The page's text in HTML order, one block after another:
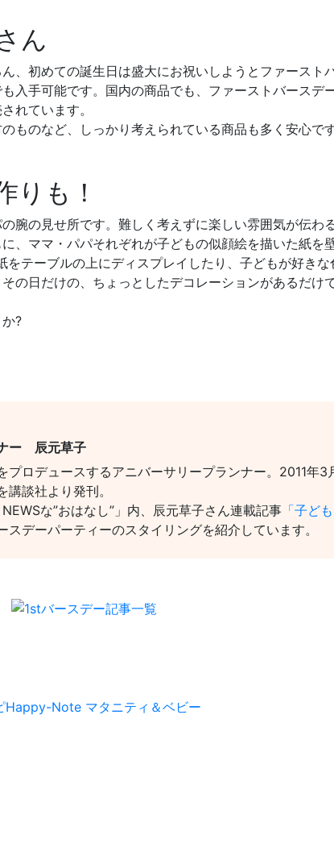
ん
、初めての誕生日は盛大にお祝いしようとファースト
入手可能です。国内の商品でも、ファーストバースデ
れています。
ものなど、しっかり考えられている商品も多く安心です
りも！
腕の見せ所です。難しく考えずに楽しい雰囲気が伝わ
、ママ・パパそれぞれが子どもの似顔絵を描いた紙を
をテーブルの上にディスプレイしたり、子どもが好き
の日だけの、ちょっとしたデコレーションがあるだけ
?
ー 辰元草子
プロデュースするアニバーサリープランナー。2011年3
談社より発刊。
な”おはなし”」内、辰元草子さん連載記事 「子ど
デーパーティーのスタイリングを紹介しています。
Happy-Note マタニティ＆ベビー